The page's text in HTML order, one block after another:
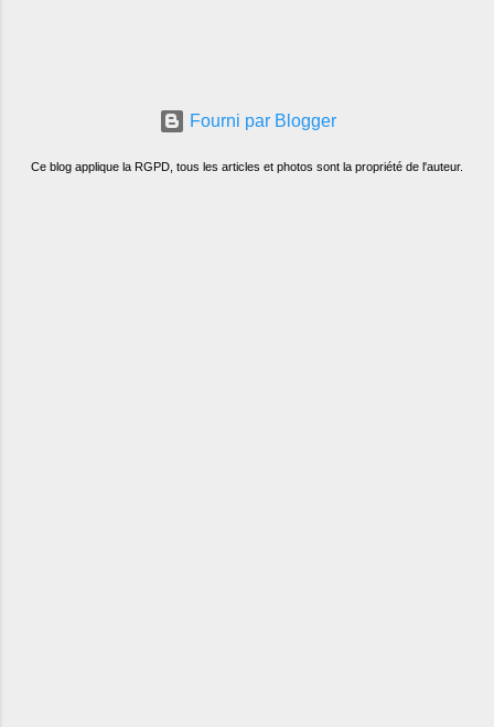
Fourni par Blogger
Ce blog applique la RGPD, tous les articles et photos sont la propriété de l'auteur.